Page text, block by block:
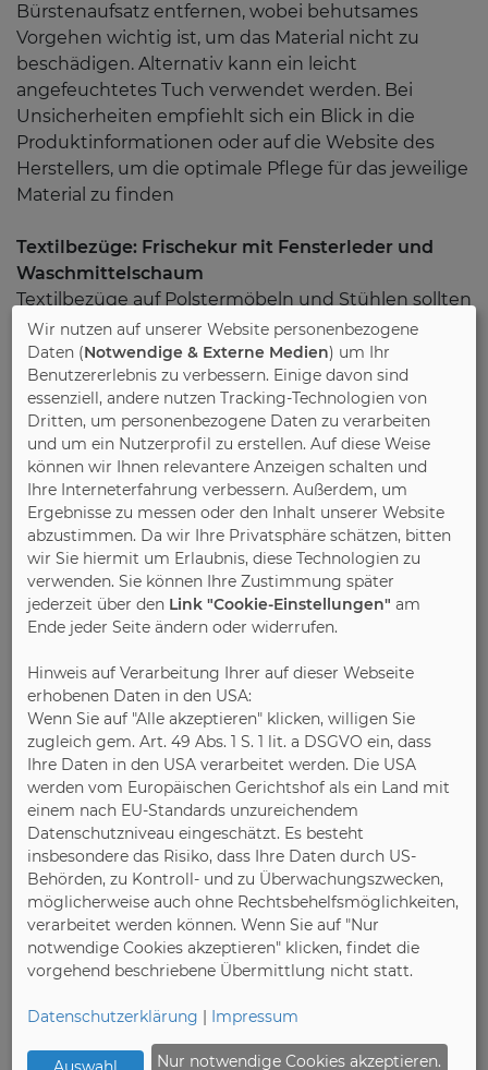
Bürstenaufsatz entfernen, wobei behutsames
Vorgehen wichtig ist, um das Material nicht zu
beschädigen. Alternativ kann ein leicht
angefeuchtetes Tuch verwendet werden. Bei
Unsicherheiten empfiehlt sich ein Blick in die
Produktinformationen oder auf die Website des
Herstellers, um die optimale Pflege für das jeweilige
Material zu finden
Textilbezüge: Frischekur mit Fensterleder und
Waschmittelschaum
Textilbezüge auf Polstermöbeln und Stühlen sollten
regelmäßig gepflegt werden, um ihre Schönheit
und Funktion zu erhalten. Einmal im Monat
empfiehlt sich das vorsichtige Absaugen mit einer
Polsterdüse bei geringer Saugstärke oder das
Abbürsten mit einer weichen Bürste in
Strichrichtung. So werden Krümel und kleine
Partikel entfernt, die sonst die Fasern beschädigen
könnten. Für die Frischekur im Frühjahr eignet sich
das Abwischen mit einem leicht angefeuchteten
Fensterleder. Bei stärkeren Verschmutzungen kann
eine Lösung aus Neutralseife und destilliertem
Wasser oder der Schaum eines Feinwaschmittels
verwendet werden. Wichtig ist, das
Reinigungsmittel anschließend rückstandslos mit
einem feuchten Baumwolltuch zu entfernen, damit
keine Flecken entstehen und die Farben erhalten
bleiben.
Leder: Geschmeidigkeit durch gezielte Pflege
Leder ist ein edles und langlebiges Material, das
jedoch eine spezielle Pflege benötigt. Glatte
Lederoberflächen sollten zweimal jährlich –
idealerweise vor und nach der Heizperiode – mit
einer speziellen Ledermilch oder -creme behandelt
werden. Das Pflegepräparat muss vollständig
einziehen. So bleibt das Leder geschmeidig und die
Oberfläche wird vor Austrocknung und Rissen
ein fettfreies Spray, das neuen Glanz verleiht und
Wir nutzen auf unserer Website personenbezogene
Daten (Notwendige & Externe Medien) um Ihr
Benutzererlebnis zu verbessern. Einige davon sind
essenziell, andere nutzen Tracking-Technologien von
Dritten, um personenbezogene Daten zu verarbeiten
und um ein Nutzerprofil zu erstellen. Auf diese Weise
können wir Ihnen relevantere Anzeigen schalten und
Ihre Interneterfahrung verbessern. Außerdem, um
Ergebnisse zu messen oder den Inhalt unserer Website
abzustimmen. Da wir Ihre Privatsphäre schätzen, bitten
wir Sie hiermit um Erlaubnis, diese Technologien zu
verwenden. Sie können Ihre Zustimmung später
jederzeit über den Link "Cookie-Einstellungen" am
Ende jeder Seite ändern oder widerrufen.
Hinweis auf Verarbeitung Ihrer auf dieser Webseite
erhobenen Daten in den USA:
Wenn Sie auf "Alle akzeptieren" klicken, willigen Sie
zugleich gem. Art. 49 Abs. 1 S. 1 lit. a DSGVO ein, dass
Ihre Daten in den USA verarbeitet werden. Die USA
werden vom Europäischen Gerichtshof als ein Land mit
einem nach EU-Standards unzureichendem
Datenschutzniveau eingeschätzt. Es besteht
insbesondere das Risiko, dass Ihre Daten durch US-
Behörden, zu Kontroll- und zu Überwachungszwecken,
möglicherweise auch ohne Rechtsbehelfsmöglichkeiten,
verarbeitet werden können. Wenn Sie auf "Nur
notwendige Cookies akzeptieren" klicken, findet die
vorgehend beschriebene Übermittlung nicht statt.
Datenschutzerklärung | Impressum
Nur notwendige Cookies akzeptieren.